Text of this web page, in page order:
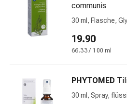
Muskel-
Schmerzmittel
Schmerztherapie
Kühlen
Stress
&
communis
30 ml, Flasche,
19.90
66.33 / 100 ml
PHYTOMED
30 ml, Spray,